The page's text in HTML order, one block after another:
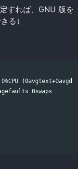
すれば、GNU 版を
る）
0swaps